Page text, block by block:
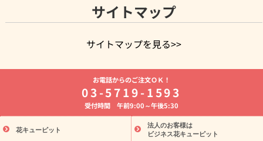
サイトマップ
サイトマップを見る>>
よく贈られる花
お祝いの花特集
誕生日フラワーギフト特集
8月の誕生花(トルコキキョウ)
開店・開業祝い
お供え・お悔やみ お供え・お悔やみの花
通夜・葬儀に贈る花 胡蝶蘭・花鉢
ーブドフラワー
季節のイベント
ひまわり ギフト・プレゼント
特集
お盆 花（新盆・初盆） 季節のイベント
お盆 花（新
お電話からのご注文ＯＫ！
03-5719-1593
受付時間 午前9:00～午後5:30
花キューピット
法人のお客様は
ビジネス花キューピット